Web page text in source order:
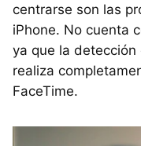
centrarse son las
iPhone. No cuenta
ya que la detección
realiza
FaceTime.